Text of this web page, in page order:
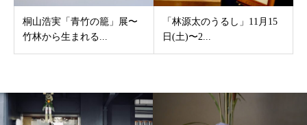
桐山浩実「青竹の籠」展〜
竹林から生まれる...
「林源太のうるし」11月15
日(土)〜2...